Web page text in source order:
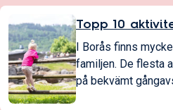
Topp 10
I Borås finns
familjen. De flesta
på bekvämt